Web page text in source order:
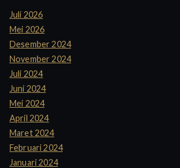
Juli 2026
Mei 2026
Desember 2024
November 2024
Juli 2024
Juni 2024
Mei 2024
April 2024
Maret 2024
Februari 2024
Januari 2024